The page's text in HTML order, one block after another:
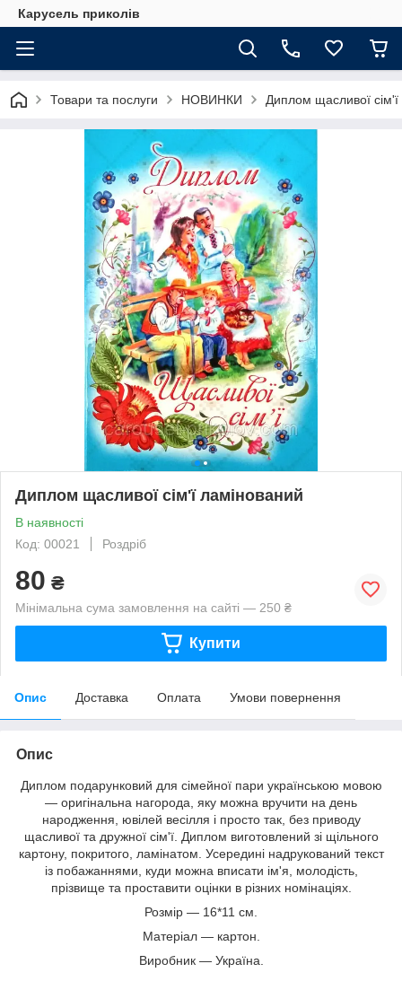
Карусель приколів
Товари та послуги НОВИНКИ Диплом щасливої
Диплом щасливої сім'ї ламінований
В наявності
Код: 00021
Роздріб
80 ₴
Мінімальна сума замовлення на сайті — 250 ₴
Купити
Опис Доставка Оплата Умови повернення
Опис
Диплом подарунковий для сімейної пари українською мовою
— оригінальна нагорода, яку можна вручити на день
народження, ювілей весілля і просто так, без приводу
щасливої та дружної сім'ї. Диплом виготовлений зі щільного
картону, покритого, ламінатом. Усередині надрукований текст
із побажаннями, куди можна вписати ім'я, молодість,
прізвище та проставити оцінки в різних номінаціях.
Розмір — 16*11 см.
Матеріал — картон.
Виробник — Україна.